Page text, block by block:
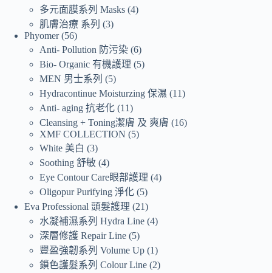
多元面膜系列 Masks 4
肌膚治療 系列
3
Phyomer 56
Anti- Pollution 防污染 6
Bio- Organic 有機護理
5
MEN 男士系列
5
Hydracontinue Moisturzing 保濕
11
Anti- aging 抗老化 11
Cleansing + Toning潔膚 及 爽膚
16
XMF COLLECTION
5
White 美白
3
Soothing 舒敏 4
Eye Contour Care眼部護理 4
Oligopur Purifying 淨化 5
Eva Professional 頭髮護理
21
水凝補濕系列 Hydra Line 4
深層修護 Repair Line 5
豐盈強韌系列 Volume Up 1
鎖色護髮系列 Colour Line 2